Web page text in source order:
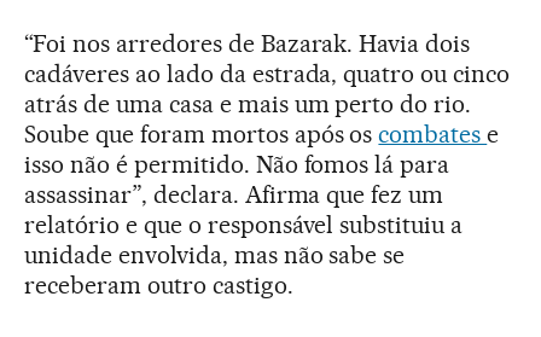
“Foi nos arredores de Bazarak. Havia dois
cadáveres ao lado da estrada, quatro ou cinco
atrás de uma casa e mais um perto do rio.
Soube que foram mortos após oscombatese
isso não é permitido. Não fomos lá para
assassinar”, declara. Afirma que fez um
relatório e que o responsável substituiu a
unidade envolvida, mas não sabe se
receberam outro castigo.